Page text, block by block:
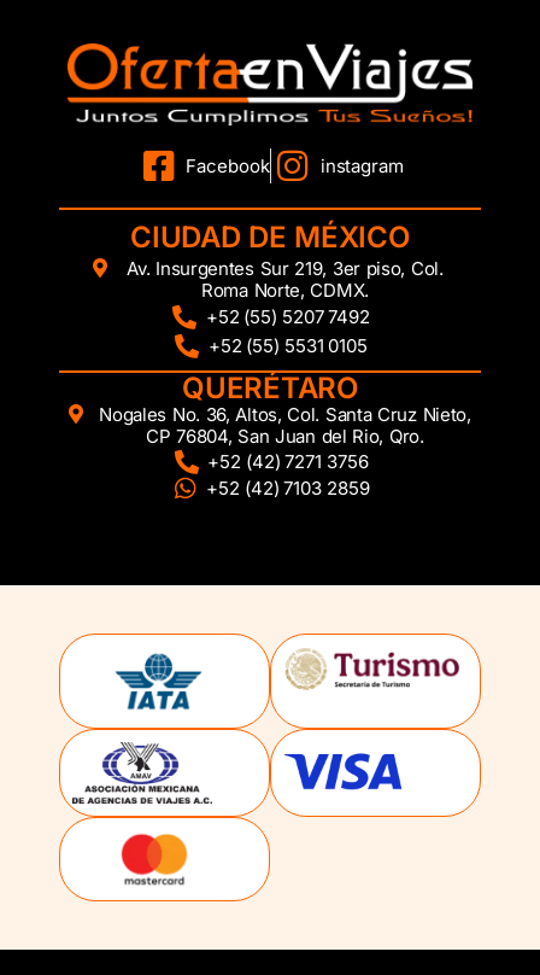
Facebook instagram
CIUDAD DE MÉXICO
Av. Insurgentes Sur 219, 3er piso, Col.
Roma Norte, CDMX.
+52 (55) 5207 7492
+52 (55) 5531 0105
QUERÉTARO
Nogales No. 36, Altos, Col. Santa Cruz Nieto,
CP 76804, San Juan del Rio, Qro.
+52 (42) 7271 3756
+52 (42) 7103 2859